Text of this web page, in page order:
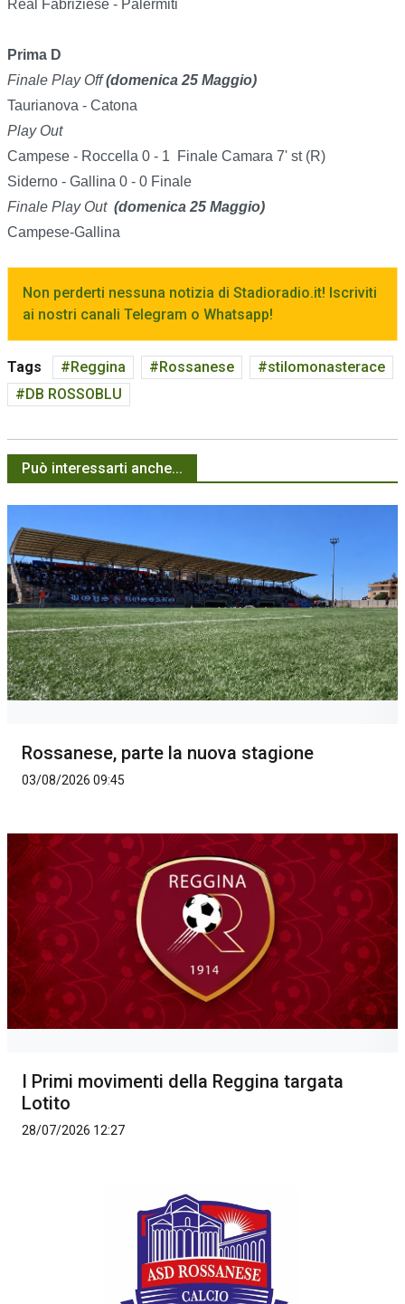
Real Fabriziese - Palermiti
Prima D
Finale Play Off(domenica 25 Maggio)
Taurianova - Catona
Play Out
Campese - Roccella 0 - 1 Finale Camara 7' st (R)
Siderno - Gallina 0 - 0 Finale
Finale Play Out (domenica 25 Maggio)
Campese-Gallina
Non perderti nessuna notizia di Stadioradio.it! Iscriviti
ai nostri canali Telegram o Whatsapp!
Tags Reggina Rossanese
stilomonasterace
DB ROSSOBLU
Può interessarti anche...
Rossanese, parte la nuova stagione
03/08/2026 09:45
I Primi movimenti della Reggina targata
Lotito
28/07/2026 12:27